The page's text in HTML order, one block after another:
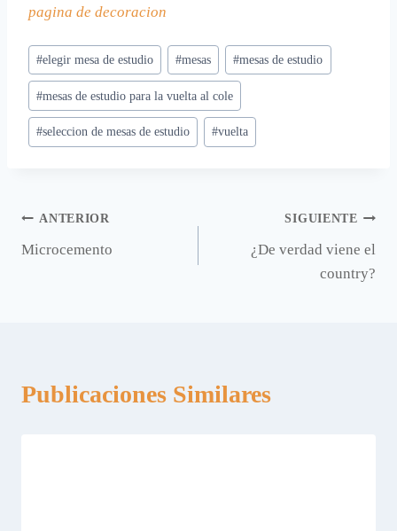
pagina de decoracion
Etiquetas
de
la
entrada:
#elegir mesa de estudio #mesas #mesas de estudio
#mesas de estudio para la vuelta al cole
#seleccion de mesas de estudio #vuelta
Navegación
de
ANTERIOR
Microcemento
SIGUIENTE
¿De verdad viene el
country?
Publicaciones Similares